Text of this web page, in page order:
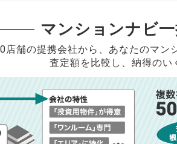
マンションナビ
店舗の提携会社から、 あなたのマン
査定額を比較し、納得のい